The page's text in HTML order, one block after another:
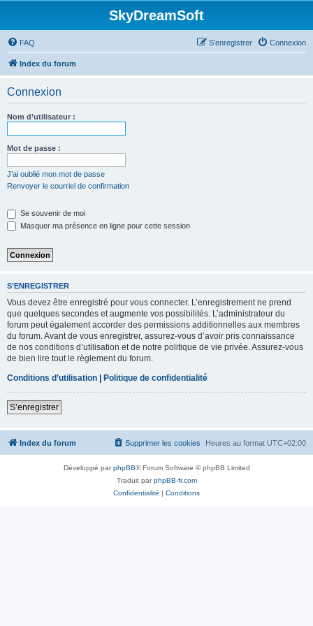
SkyDreamSoft
FAQ Connexion
S’enregistrer
Index du forum
Connexion
Nom d’utilisateur :
Mot de passe :
J’ai oublié mon mot de passe
Renvoyer le courriel de confirmation
Se souvenir de moi
Masquer ma présence en ligne pour cette session
S’ENREGISTRER
Vous devez être enregistré pour vous connecter. L’enregistrement ne prend
que quelques secondes et augmente vos possibilités. L’administrateur du
forum peut également accorder des permissions additionnelles aux membres
du forum. Avant de vous enregistrer, assurez-vous d’avoir pris connaissance
de nos conditions d’utilisation et de notre politique de vie privée. Assurez-vous
de bien lire tout le règlement du forum.
Conditions d’utilisation | Politique de confidentialité
S’enregistrer
Index du forum Heures au format UTC+02:00
Supprimer les cookies
Développé parphpBB® Forum Software © phpBB Limited
Traduit parphpBB-fr.com
Confidentialité | Conditions